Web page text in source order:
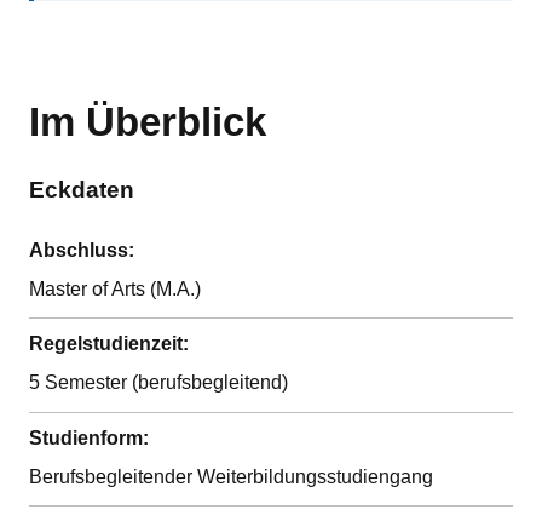
Im Überblick
Eckdaten
Abschluss:
Master of Arts (M.A.)
Regelstudienzeit:
5 Semester (berufsbegleitend)
Studienform:
Berufsbegleitender Weiterbildungsstudiengang